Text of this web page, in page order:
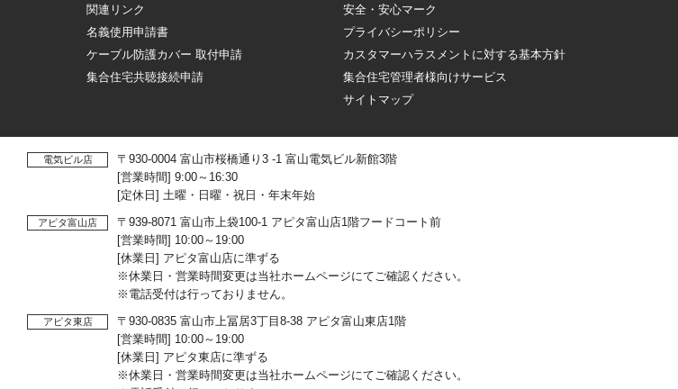
関連リンク
名義使用申請書
ケーブル防護カバー 取付申請
集合住宅共聴接続申請
安全・安心マーク
プライバシーポリシー
カスタマーハラスメントに対する基本方針
集合住宅管理者様向けサービス
サイトマップ
電気ビル店
〒930-0004 富山市桜橋通り3 -1 富山電気ビル新館3階
[営業時間] 9:00～16:30
[定休日] 土曜・日曜・祝日・年末年始
アピタ富山店
〒939-8071 富山市上袋100-1 アピタ富山店1階フードコート前
[営業時間] 10:00～19:00
[休業日] アピタ富山店に準ずる
※休業日・営業時間変更は当社ホームページにてご確認ください。
※電話受付は行っておりません。
アピタ東店
〒930-0835 富山市上冨居3丁目8-38 アピタ富山東店1階
[営業時間] 10:00～19:00
[休業日] アピタ東店に準ずる
※休業日・営業時間変更は当社ホームページにてご確認ください。